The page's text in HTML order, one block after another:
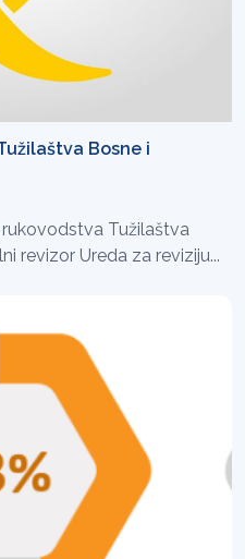
Bosne i
rukovodstva Tužilaštva
revizor Ureda za reviziju...